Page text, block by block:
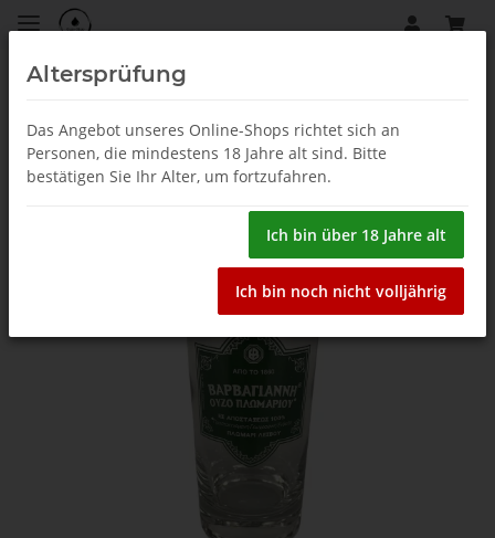
Altersprüfung
Das Angebot unseres Online-Shops richtet sich an
Personen, die mindestens 18 Jahre alt sind. Bitte
bestätigen Sie Ihr Alter, um fortzufahren.
Ich bin über 18 Jahre alt
Ich bin noch nicht volljährig